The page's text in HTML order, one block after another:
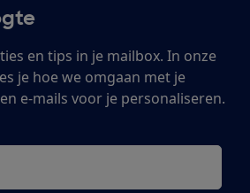
en tips in je mailbox. In onze
je hoe we omgaan met je
e-mails voor je personaliseren.